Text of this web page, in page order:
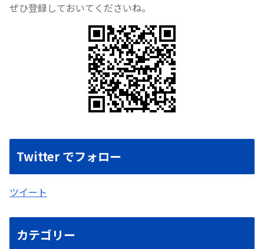
ぜひ登録しておいてくださいね。
Twitter でフォロー
ツイート
カテゴリー